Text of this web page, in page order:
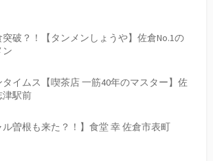
突破？！【タンメンしょうや】佐倉No.1の
ン
タイムス【喫茶店 一筋40年のマスター】佐
津駅前
ル曽根も来た？！】食堂 幸 佐倉市表町